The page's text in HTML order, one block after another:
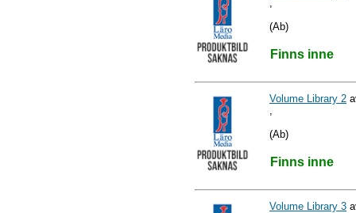
(Ab)
Finns inne
Volume Library 2
(Ab)
Finns inne
Volume Library 3